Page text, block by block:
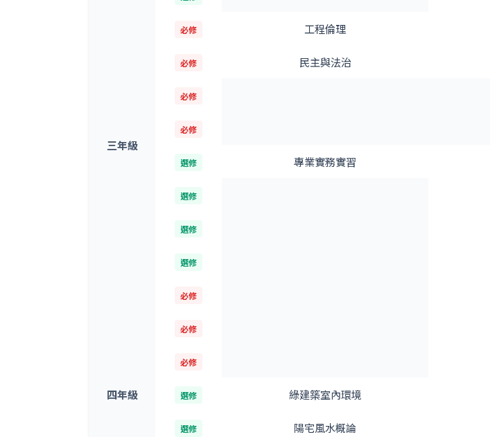
三年級
必修 工程倫理
必修 民主與法治
必修
必修
選修 專業實務實習
選修
選修
選修
四年級
必修
必修
必修
選修 綠建築室內環境
選修 陽宅風水概論